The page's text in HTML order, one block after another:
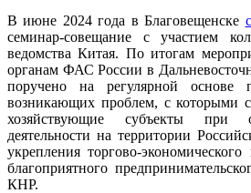
В июне 2024 года в Благовещенске
семинар-совещание с участием
ведомства Китая. По итогам
органам ФАС России в
поручено на регулярной основе
возникающих проблем, с которыми
хозяйствующие субъекты при
деятельности на территории
укрепления торгово-
благоприятного
КНР.